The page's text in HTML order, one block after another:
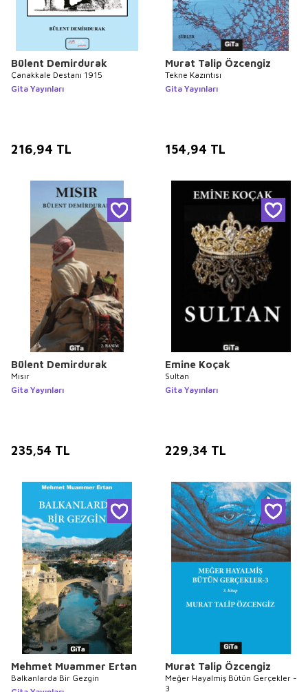
Bülent Demirdurak
Çanakkale Destanı 1915
Gita Yayınları
216,94 TL
Murat Talip Özcengiz
Tekne Kazıntısı
Gita Yayınları
154,94 TL
Bülent Demirdurak
Mısır
Gita Yayınları
235,54 TL
Emine Koçak
Sultan
Gita Yayınları
229,34 TL
Mehmet Muammer Ertan
Balkanlarda Bir Gezgin
Murat Talip Özcengiz
Meğer Hayalmiş Bütün Gerçekler -
3